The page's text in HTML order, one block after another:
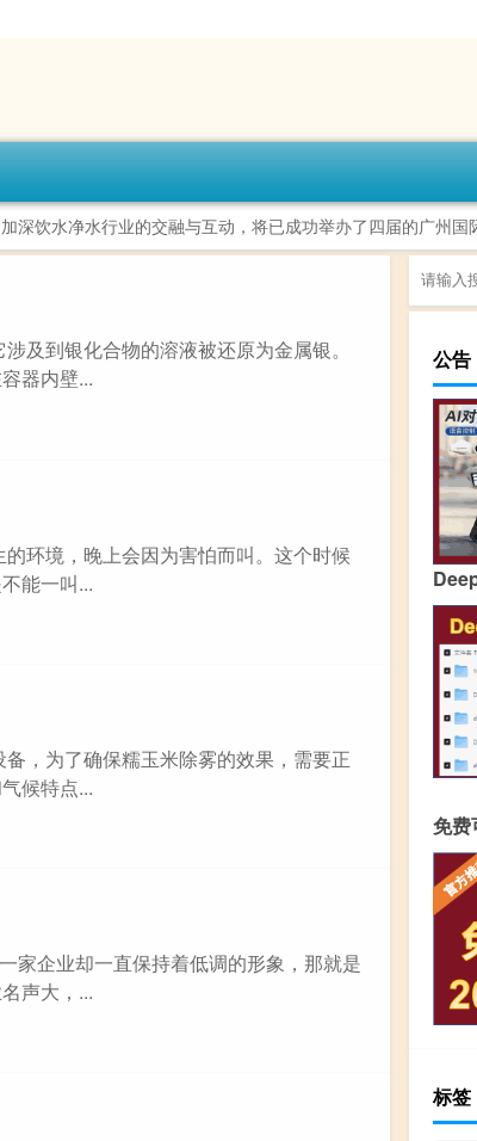
饮水净水行业的交融与互动，将已成功举办了四届的广州国
及到银化合物的溶液被还原为金属银。
器内壁...
环境，晚上会因为害怕而叫。这个时候
能一叫...
，为了确保糯玉米除雾的效果，需要正
候特点...
家企业却一直保持着低调的形象，那就是
声大，...
公告
免费
标签